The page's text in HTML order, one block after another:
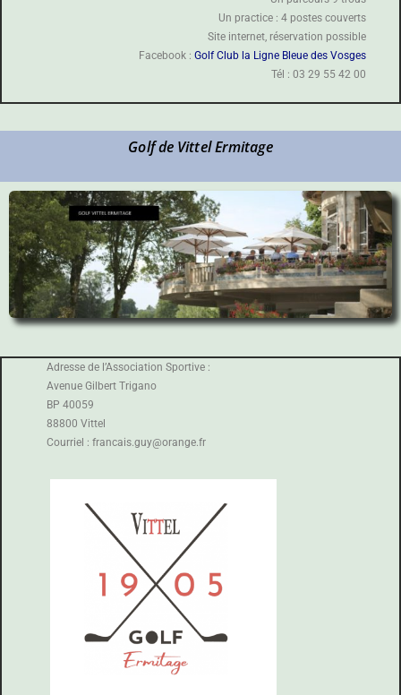
Un practice : 4 postes couverts
Site internet, réservation possible
Facebook : Golf Club la Ligne Bleue des Vosges
Tél : 03 29 55 42 00
Golf de Vittel Ermitage
Adresse de l’Association Sportive :
Avenue Gilbert Trigano
BP 40059
88800 Vittel
Courriel : francais.guy@orange.fr